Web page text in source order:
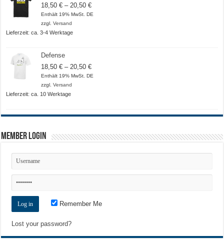
18,50€ – 20,50€Preisspanne:
18,50 €
Enthält 19% MwSt. DE
zzgl.Versand
Lieferzeit: ca. 3-4 Werktage
Defense
18,50€ – 20,50€Preisspanne:
18,50 €
Enthält 19% MwSt. DE
zzgl.Versand
Lieferzeit: ca. 10 Werktage
Member Login
Remember Me
Lost your password?